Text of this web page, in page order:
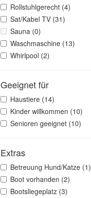
Rollstuhlgerecht (4)
Sat/Kabel TV (31)
Sauna (0)
Waschmaschine (13)
Whirlpool (2)
Geeignet für
Haustiere (14)
Kinder willkommen (10)
Senioren geeignet (10)
Extras
Betreuung Hund/Katze (1)
Boot vorhanden (2)
Bootsliegeplatz (3)